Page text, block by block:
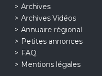
Archives
Archives Vidéos
Annuaire régional
Petites annonces
FAQ
Mentions légales